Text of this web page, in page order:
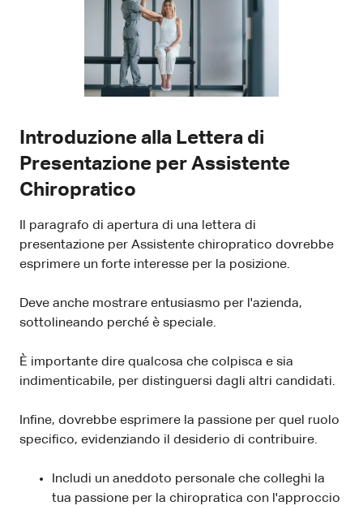
Introduzione alla Lettera di
Presentazione per Assistente
Chiropratico
Il paragrafo di apertura di una lettera di
presentazione per Assistente chiropratico dovrebbe
esprimere un forte interesse per la posizione.
Deve anche mostrare entusiasmo per l'azienda,
sottolineando perché è speciale.
È importante dire qualcosa che colpisca e sia
indimenticabile, per distinguersi dagli altri candidati.
Infine, dovrebbe esprimere la passione per quel ruolo
specifico, evidenziando il desiderio di contribuire.
Includi un aneddoto personale che colleghi la
tua passione per la chiropratica con l'approccio